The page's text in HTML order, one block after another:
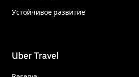
Устойчивое развитие
Uber Travel